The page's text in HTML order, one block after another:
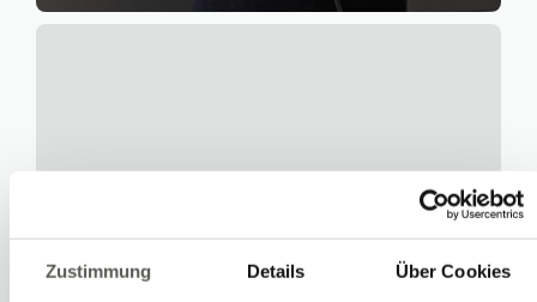
Zustimmung Details Über Cookies